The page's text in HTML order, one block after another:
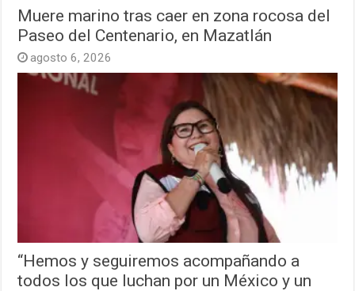
Muere marino tras caer en zona rocosa del
Paseo del Centenario, en Mazatlán
agosto 6, 2026
“Hemos y seguiremos acompañando a
todos los que luchan por un México y un